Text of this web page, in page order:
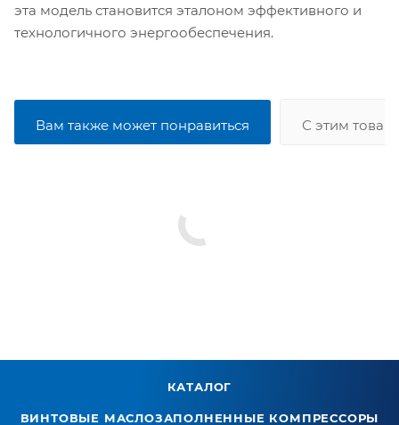
эта модель становится эталоном эффективного и
технологичного энергообеспечения.
Вам также может понравиться С этим
КАТАЛОГ
ВИНТОВЫЕ МАСЛОЗАПОЛНЕННЫЕ КОМПРЕССОРЫ